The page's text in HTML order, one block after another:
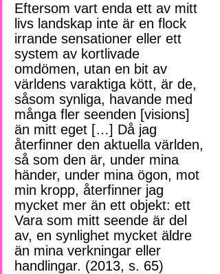
Eftersom vart enda ett av mitt
livs landskap inte är en flock
irrande sensationer eller ett
system av kortlivade
omdömen, utan en bit av
världens varaktiga kött, är de,
såsom synliga, havande med
många fler seenden [visions]
än mitt eget […] Då jag
återfinner den aktuella världen,
så som den är, under mina
händer, under mina ögon, mot
min kropp, återfinner jag
mycket mer än ett objekt: ett
Vara som mitt seende är del
av, en synlighet mycket äldre
än mina verkningar eller
handlingar. (2013, s. 65)